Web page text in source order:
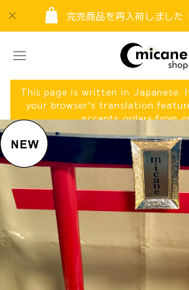
完売商品を再入荷しまし
This page is written in Japanese.
your browser’s translation
accepts orders from